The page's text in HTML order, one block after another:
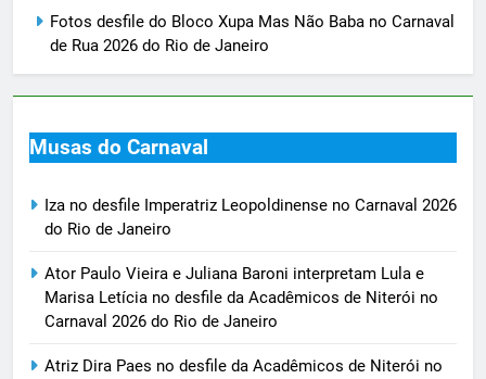
Fotos desfile do Bloco Xupa Mas Não Baba no Carnaval
de Rua 2026 do Rio de Janeiro
Musas do Carnaval
Iza no desfile Imperatriz Leopoldinense no Carnaval 2026
do Rio de Janeiro
Ator Paulo Vieira e Juliana Baroni interpretam Lula e
Marisa Letícia no desfile da Acadêmicos de Niterói no
Carnaval 2026 do Rio de Janeiro
Atriz Dira Paes no desfile da Acadêmicos de Niterói no